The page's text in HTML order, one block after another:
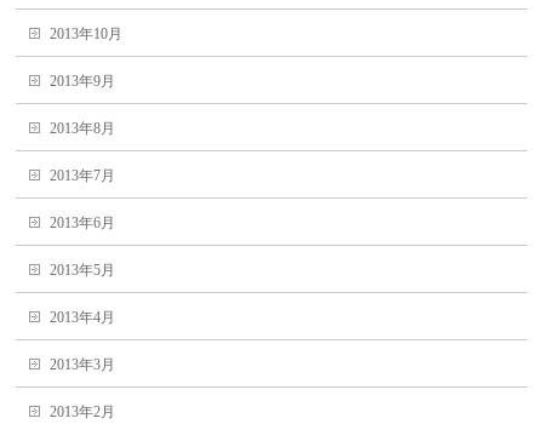
2013年10月
2013年9月
2013年8月
2013年7月
2013年6月
2013年5月
2013年4月
2013年3月
2013年2月